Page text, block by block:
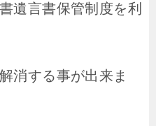
遺言書保管制度を利
消する事が出来ま